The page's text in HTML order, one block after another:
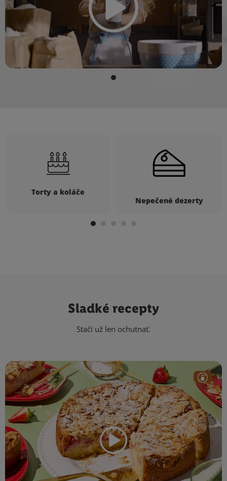
Torty a koláče
Nepečené dezerty
Sladké recepty
Stačí už len ochutnať.